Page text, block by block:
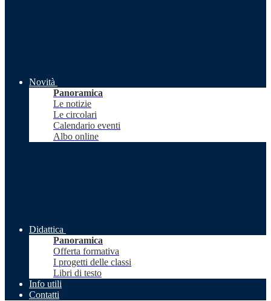
Novità
Panoramica
Le notizie
Le circolari
Calendario eventi
Albo online
Didattica
Panoramica
Offerta formativa
I progetti delle classi
Libri di testo
Info utili
Contatti